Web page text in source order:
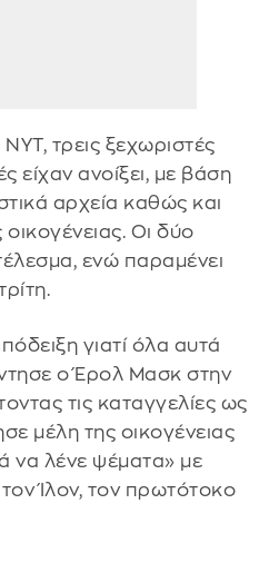
τρεις ξεχωριστές
είχαν ανοίξει, με βάση
αρχεία καθώς και
Οι δύο
ενώ παραμένει
γιατί όλα αυτά
ο Έρολ Μασκ στην
τις καταγγελίες ως
μέλη της οικογένειας
να λένε ψέματα» με
Ίλον, τον πρωτότοκο